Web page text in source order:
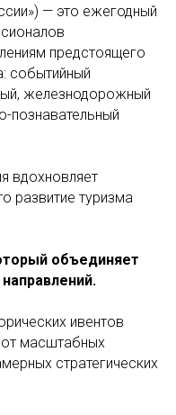
— это ежегодный
предстоящего
событийный
железнодорожный
познавательный
вдохновляет
развитие туризма
объединяет
ивентов
масштабных
стратегических